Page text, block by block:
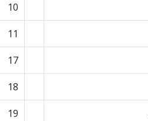
10
11
17
18
19